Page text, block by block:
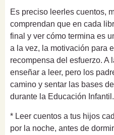
Es preciso leerles cuentos,
comprendan que en cada
final y ver cómo termina es
a la vez, la motivación para
recompensa del esfuerzo. A
enseñar a leer, pero los
camino y sentar las bases
durante la Educación
* Leer cuentos a tus hijos
por la noche, antes de